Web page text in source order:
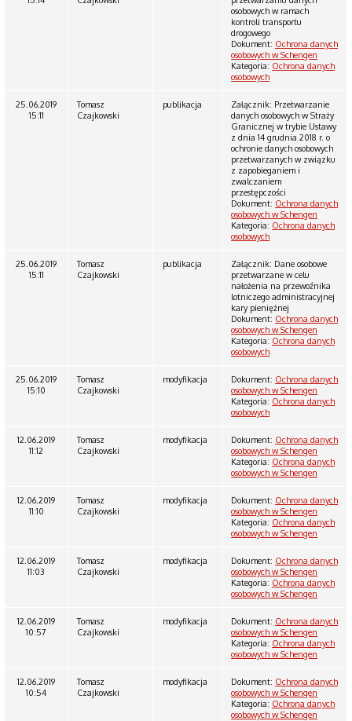
osobowych w ramach
kontroli transportu
drogowego
Dokument: Ochrona danych
osobowych w Schengen
Kategoria: Ochrona danych
osobowych
25.06.2019
15:11
Tomasz
Czajkowski
publikacja
Załącznik: Przetwarzanie
danych osobowych w Straży
Granicznej w trybie Ustawy
z dnia 14 grudnia 2018 r. o
ochronie danych osobowych
przetwarzanych w związku
z zapobieganiem i
zwalczaniem
przestępczości
Dokument: Ochrona danych
osobowych w Schengen
Kategoria: Ochrona danych
osobowych
25.06.2019
15:11
Tomasz
Czajkowski
publikacja
Załącznik: Dane osobowe
przetwarzane w celu
nałożenia na przewoźnika
lotniczego administracyjnej
kary pieniężnej
Dokument: Ochrona danych
osobowych w Schengen
Kategoria: Ochrona danych
osobowych
25.06.2019
15:10
Tomasz
Czajkowski
modyfikacja Dokument: Ochrona danych
osobowych w Schengen
Kategoria: Ochrona danych
osobowych
12.06.2019
11:12
Tomasz
Czajkowski
modyfikacja Dokument: Ochrona danych
osobowych w Schengen
Kategoria: Ochrona danych
osobowych w Schengen
12.06.2019
11:10
Tomasz
Czajkowski
modyfikacja Dokument: Ochrona danych
osobowych w Schengen
Kategoria: Ochrona danych
osobowych w Schengen
12.06.2019
11:03
Tomasz
Czajkowski
modyfikacja Dokument: Ochrona danych
osobowych w Schengen
Kategoria: Ochrona danych
osobowych w Schengen
12.06.2019
10:57
Tomasz
Czajkowski
modyfikacja Dokument: Ochrona danych
osobowych w Schengen
Kategoria: Ochrona danych
osobowych w Schengen
12.06.2019
10:54
Tomasz
Czajkowski
modyfikacja Dokument: Ochrona danych
osobowych w Schengen
Kategoria: Ochrona danych
osobowych w Schengen